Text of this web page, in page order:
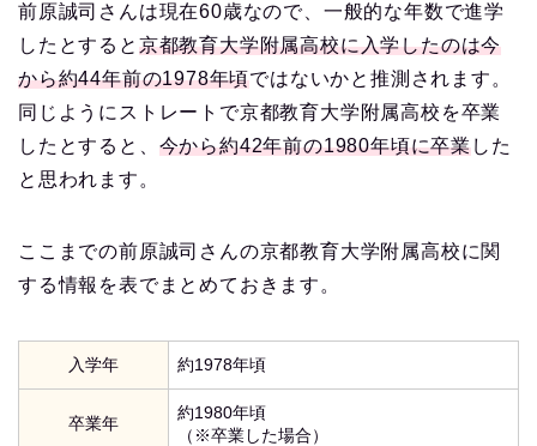
前原誠司さんは現在60歳なので、一般的な年数で進学
したとすると 京都教育大学附属高校に入学したのは今
から約44年前の1978年頃ではないかと推測されます。
同じようにストレートで京都教育大学附属高校を卒業
したとすると、 今から約42年前の1980年頃に卒業した
と思われます。
ここまでの前原誠司さんの京都教育大学附属高校に関
する情報を表でまとめておきます。
入学年 約1978年頃
卒業年
約1980年頃
（※卒業した場合）